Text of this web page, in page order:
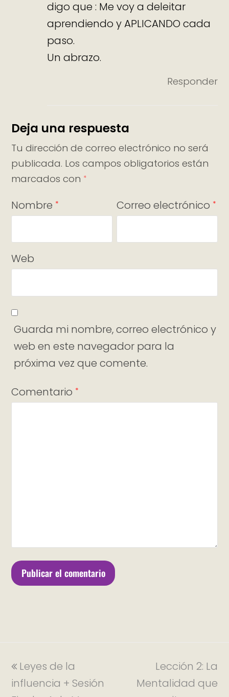
digo que : Me voy a deleitar
aprendiendo y APLICANDO cada
paso.
Un abrazo.
Responder
Deja una respuesta
Tu dirección de correo electrónico no será
publicada. Los campos obligatorios están
marcados con *
Nombre * Correo electrónico *
Web
Guarda mi nombre, correo electrónico y
web en este navegador para la
próxima vez que comente.
Comentario *
Leyes de la
influencia + Sesión
Lección 2: La
Mentalidad que